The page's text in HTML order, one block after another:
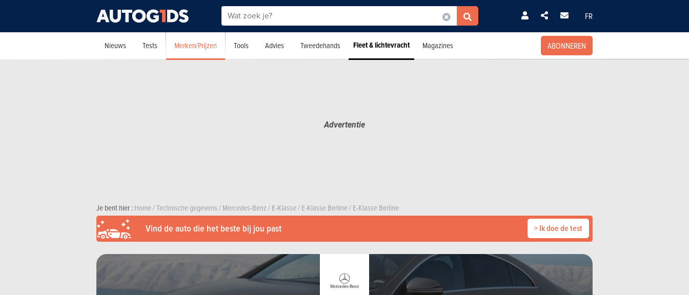
FR
Nieuws Tests Merken/Prijzen Tools Advies Tweedehands Fleet & lichtevracht Magazines ABONNEREN
Je bent hier :Home/Technische gegevens/Mercedes-Benz/E-Klasse/E-Klasse Berline/E-Klasse Berline
Vind de auto die het beste bij jou past > Ik doe de test